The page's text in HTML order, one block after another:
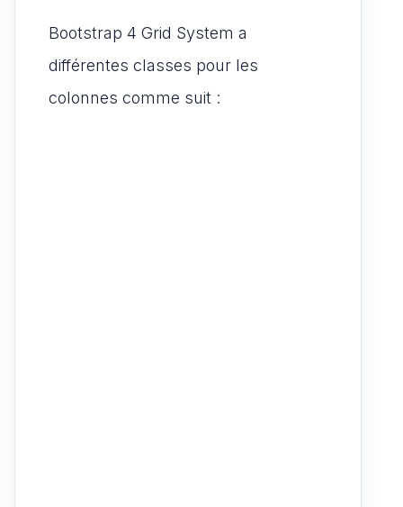
Bootstrap 4 Grid System a
différentes classes pour les
colonnes comme suit :